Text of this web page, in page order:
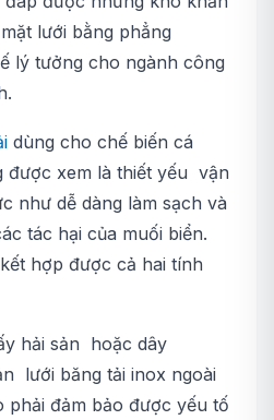
lưới bằng phẳng
lý tưởng cho ngành công
dùng cho chế biến cá
được xem là thiết yếu vận
như dễ dàng làm sạch và
tác hại của muối biển.
hợp được cả hai tính
hải sản hoặc dây
lưới băng tải inox ngoài
phải đảm bảo được yếu tố